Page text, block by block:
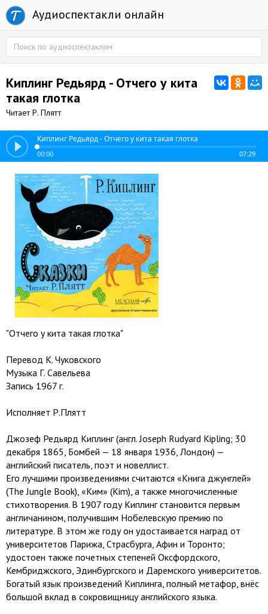
Аудиоспектакли онлайн
Киплинг Редьярд - Отчего у кита
такая глотка
Читает Р. Плятт
Киплинг Редьярд - Отчего у кита такая глотка
00:00 07:29
"Отчего у кита такая глотка"
Перевод К. Чуковского
Музыка Г. Савельева
Запись 1967 г.
Исполняет Р.Плятт
Джозеф Редьярд Киплинг (англ. Joseph Rudyard Kipling; 30
декабря 1865, Бомбей — 18 января 1936, Лондон) —
английский писатель, поэт и новеллист.
Его лучшими произведениями считаются «Книга джунглей»
(The Jungle Book), «Ким» (Kim), а также многочисленные
стихотворения. В 1907 году Киплинг становится первым
англичанином, получившим Нобелевскую премию по
литературе. В этом же году он удостаивается наград от
университетов Парижа, Страсбурга, Афин и Торонто;
удостоен также почетных степеней Оксфордского,
Кембриджского, Эдинбургского и Даремского университетов.
Богатый язык произведений Киплинга, полный метафор, внёс
большой вклад в сокровищницу английского языка.